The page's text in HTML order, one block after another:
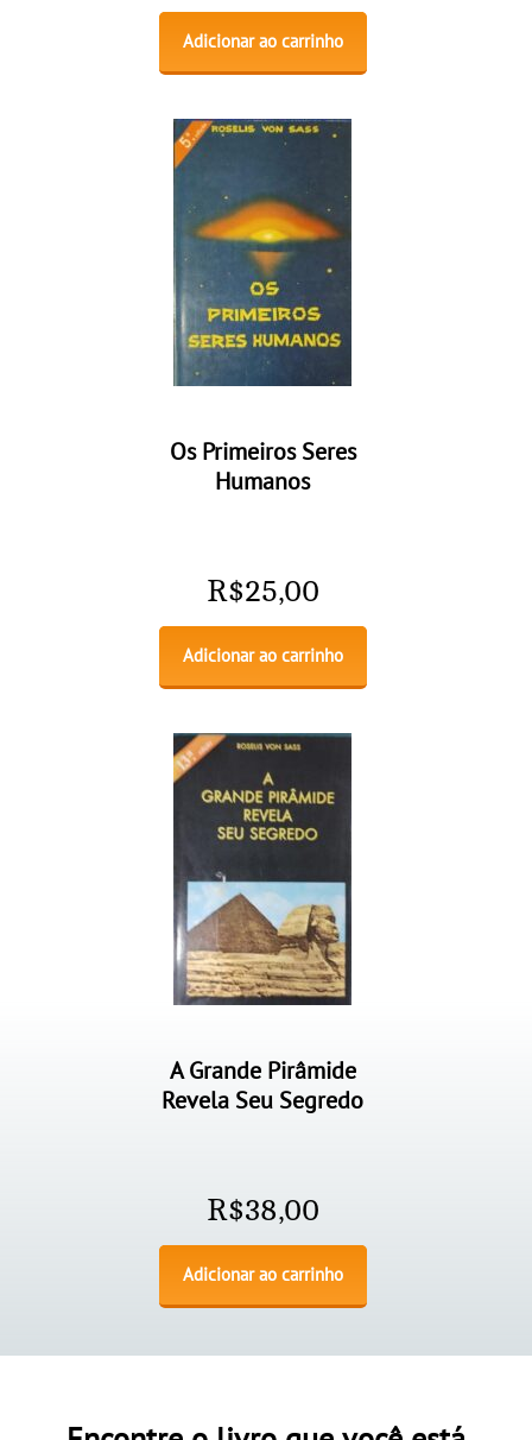
Adicionar ao carrinho
Os Primeiros Seres
Humanos
R$25,00
Adicionar ao carrinho
A Grande Pirâmide
Revela Seu Segredo
R$38,00
Adicionar ao carrinho